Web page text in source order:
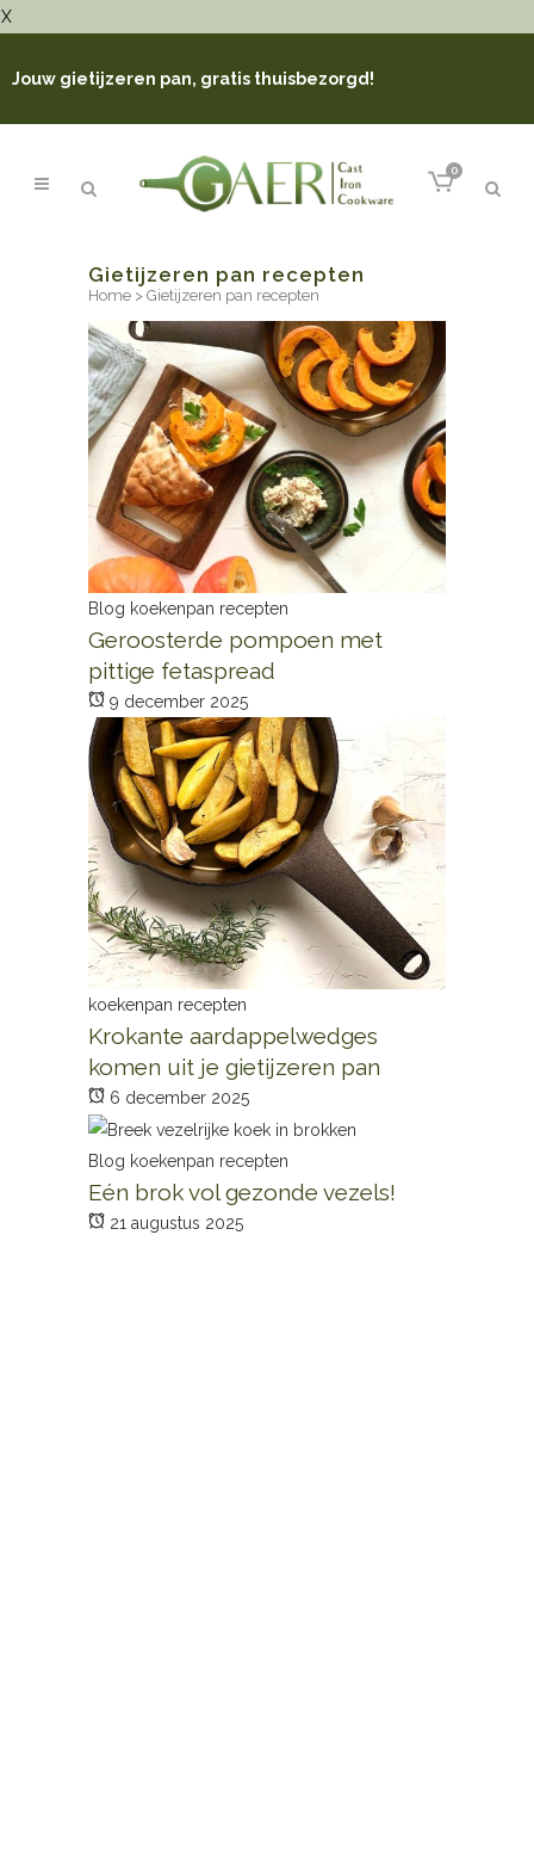
X
Jouw gietijzeren pan, gratis thuisbezorgd!
0
Gietijzeren pan recepten
Home > Gietijzeren pan recepten
Blog koekenpan recepten
Geroosterde pompoen met
pittige fetaspread
9 december 2025
koekenpan recepten
Krokante aardappelwedges
komen uit je gietijzeren pan
6 december 2025
Blog koekenpan recepten
Eén brok vol gezonde vezels!
21 augustus 2025